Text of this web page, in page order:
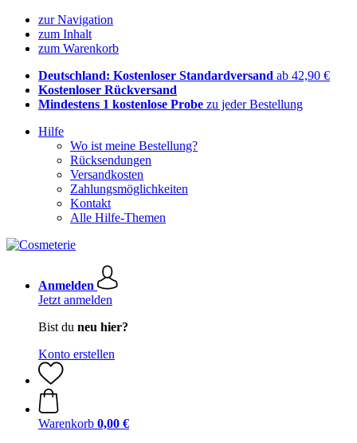
zur Navigation
zum Inhalt
zum Warenkorb
Deutschland: Kostenloser Standardversand ab 42,90 €
Kostenloser Rückversand
Mindestens 1 kostenlose Probe zu jeder Bestellung
Hilfe
Wo ist meine Bestellung?
Rücksendungen
Versandkosten
Zahlungsmöglichkeiten
Kontakt
Alle Hilfe-Themen
Anmelden
Jetzt anmelden
Bist du neu hier?
Konto erstellen
Warenkorb 0,00 €